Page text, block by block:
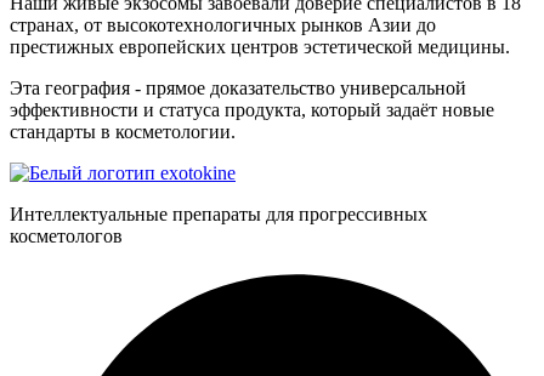
странах, от высокотехнологичных рынков Азии до
престижных европейских центров эстетической медицины.
Эта география - прямое доказательство универсальной
эффективности и статуса продукта, который задаёт новые
стандарты в косметологии.
Интеллектуальные препараты для прогрессивных
косметологов